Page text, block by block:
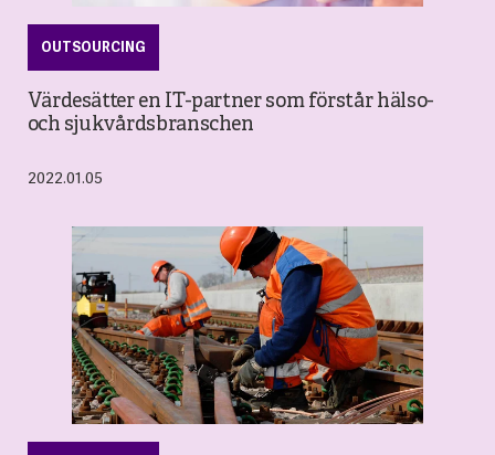
OUTSOURCING
Värdesätter en IT-partner som förstår hälso-
och sjukvårdsbranschen
2022.01.05